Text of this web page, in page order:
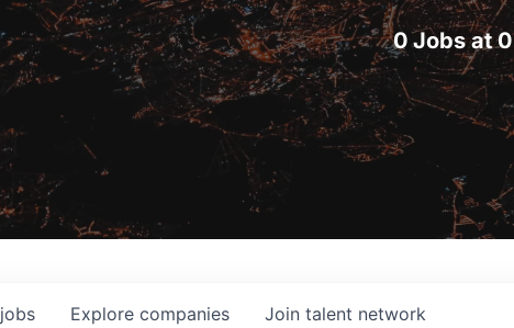
0 Jobs at
jobs Explore companies Join talent network